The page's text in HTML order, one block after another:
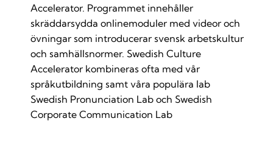
Accelerator. Programmet innehåller
skräddarsydda onlinemoduler med videor och
övningar som introducerar svensk arbetskultur
och samhällsnormer. Swedish Culture
Accelerator kombineras ofta med vår
språkutbildning samt våra populära lab
Swedish Pronunciation Lab och Swedish
Corporate Communication Lab